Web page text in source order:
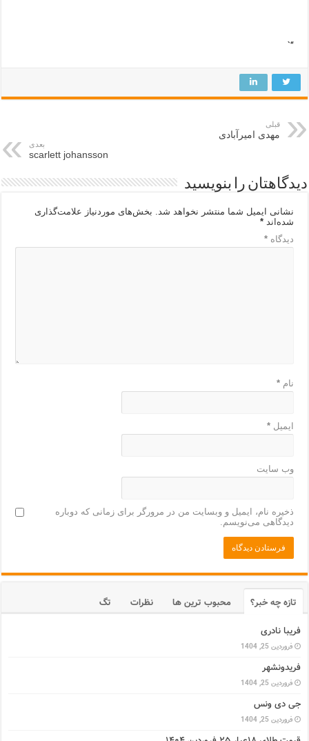
“`
قبلی
مهدی امیرآبادی
بعدی
scarlett johansson
دیدگاهتان را بنویسید
نشانی ایمیل شما منتشر نخواهد شد. بخش‌های موردنیاز علامت‌گذاری
شده‌اند*
دیدگاه*
نام*
ایمیل*
وب‌ سایت
ذخیره نام، ایمیل و وبسایت من در مرورگر برای زمانی که دوباره
دیدگاهی می‌نویسم.
تازه چه خبر؟ محبوب ترین ها نظرات
تگ
فریبا نادری
فروردین 25, 1404
فریدونشهر
فروردین 25, 1404
جی دی ونس
فروردین 25, 1404